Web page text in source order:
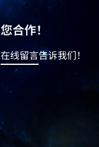
合作！
在线留言告诉我们！